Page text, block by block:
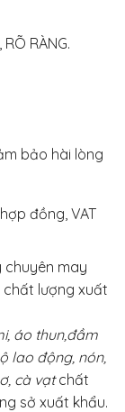
RÕ RÀNG.
bảo hài lòng
đồng, VAT
chuyên may
lượng xuất
áo thun,đầm
lao động, nón,
cà vạtchất
sở xuất khẩu.